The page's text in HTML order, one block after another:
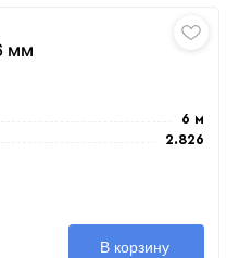
мм
6 м
2.826
В корзину